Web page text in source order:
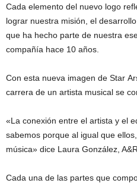
Cada elemento del nuevo logo
lograr nuestra misión, el
que ha hecho parte de nuestra
compañía hace 10 años.
Con esta nueva imagen de Star
carrera de un artista musical se
«La conexión entre el artista y el
sabemos porque al igual que
música» dice Laura González,
Cada una de las partes que